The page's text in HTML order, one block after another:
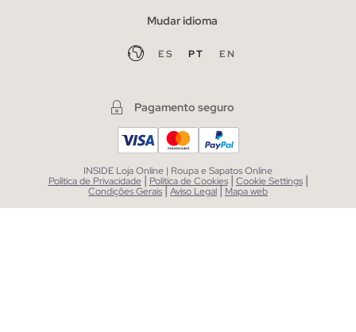
Mudar idioma
ES PT EN
Pagamento seguro
INSIDE Loja Online | Roupa e Sapatos Online
Política de Privacidade | Política de Cookies | Cookie Settings |
Condições Gerais|Aviso Legal| Mapa web